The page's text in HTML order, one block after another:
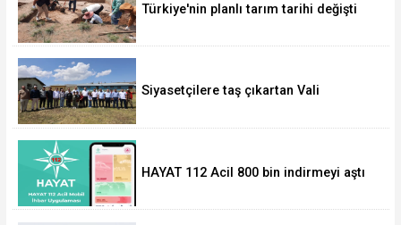
Türkiye'nin planlı tarım tarihi değişti
Siyasetçilere taş çıkartan Vali
HAYAT 112 Acil 800 bin indirmeyi aştı